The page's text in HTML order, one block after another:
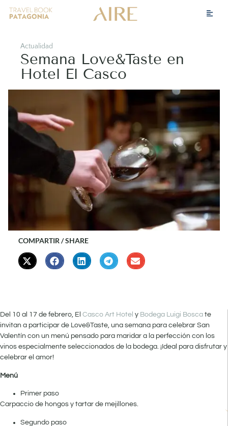
Actualidad
Semana Love&Taste en
Hotel El Casco
COMPARTIR / SHARE
Del 10 al 17 de febrero, El Casco Art Hotel y Bodega Luigi Bosca te
invitan a participar de Love&Taste, una semana para celebrar San
Valentín con un menú pensado para maridar a la perfección con los
vinos especialmente seleccionados de la bodega. ¡Ideal para disfrutar y
celebrar el amor!
Menú
Primer paso
Carpaccio de hongos y tartar de mejillones.
Segundo paso